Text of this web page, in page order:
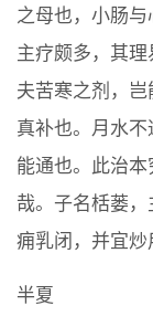
之母也，小肠
主疗颇多，其理
夫苦寒之剂，
真补也。月水
能通也。此治
哉。子名栝蒌
痈乳闭，并宜炒
半夏